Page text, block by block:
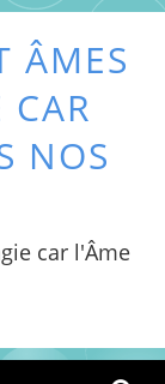
ÂMES
NOS
car l'Âme